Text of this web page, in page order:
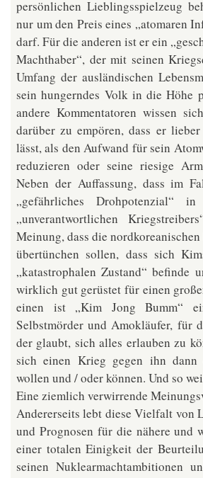
persönlichen Lieblingsspielzeug
nur um den Preis eines „atomaren
darf. Für die anderen ist er ein
Machthaber“, der mit seinen
Umfang der ausländischen
sein hungerndes Volk in die Höhe
andere Kommentatoren wissen
darüber zu empören, dass er
lässt, als den Aufwand für sein
reduzieren oder seine riesige
Neben der Auffassung, dass im
„gefährliches Drohpotenzial“
„unverantwortlichen
Meinung, dass die
übertünchen sollen, dass sich
„katastrophalen Zustand“ befinde
wirklich gut gerüstet für einen
einen ist „Kim Jong Bumm“
Selbstmörder und Amokläufer, für
der glaubt, sich alles erlauben zu
sich einen Krieg gegen ihn
wollen und / oder können. Und so
Eine ziemlich verwirrende
Andererseits lebt diese Vielfalt von
und Prognosen für die nähere und
einer totalen Einigkeit der
seinen Nuklearmachtambitionen